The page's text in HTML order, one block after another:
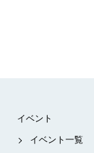
イベント
イベント一覧